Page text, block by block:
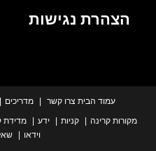
נגישות
עמוד הבית צרו קשר מדריכים רגישות
קרינה
קניות ידע מדידת קרינה
שאלות